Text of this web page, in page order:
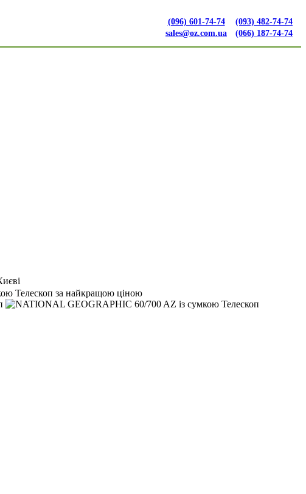
(096) 601-74-74
sales@oz.com.ua
(093) 482-74-74
(066) 187-74-74